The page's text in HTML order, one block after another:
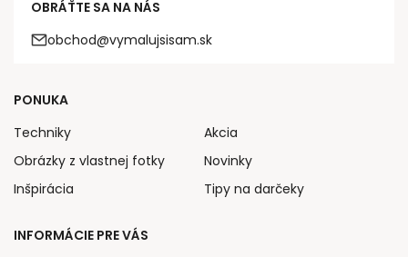
OBRÁŤTE SA NA NÁS
obchod@vymalujsisam.sk
PONUKA
Techniky
Obrázky z vlastnej fotky
Inšpirácia
Akcia
Novinky
Tipy na darčeky
INFORMÁCIE PRE VÁS